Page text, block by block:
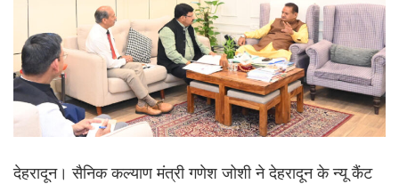
देहरादून। सैनिक कल्याण मंत्री गणेश जोशी ने देहरादून के न्यू कैंट